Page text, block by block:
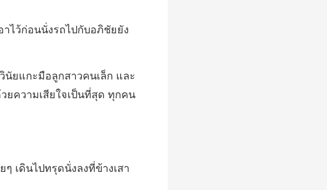
าไว้ก่อนนั่งรถไปกับอภิชัยยัง
คนเล็ก และ
ยความ
ๆ เดินไปทรุดนั่งลงที่ข้างเส